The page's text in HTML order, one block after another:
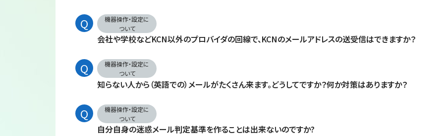
機器操作・設定に
ついて
会社や学校などKCN以外のプロバイダの回線で、KCNのメールアドレスの送受信はできますか？
機器操作・設定に
ついて
知らない人から（英語での）メールがたくさん来ます。どうしてですか？何か対策はありますか？
機器操作・設定に
ついて
自分自身の迷惑メール判定基準を作ることは出来ないのですか?